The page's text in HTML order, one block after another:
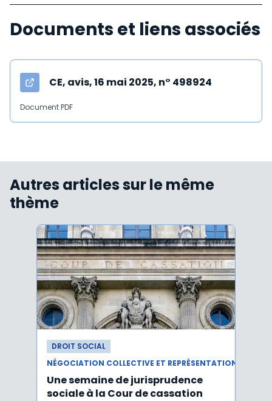
Documents et liens associés
CE, avis, 16 mai 2025, n° 498924
Document PDF
Autres articles sur le même
thème
DROIT SOCIAL
Une semaine de jurisprudence
sociale à la Cour de cassation